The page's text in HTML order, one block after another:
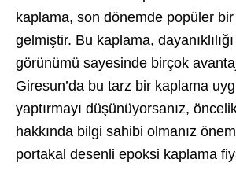
kaplama, son dönemde popüler
gelmiştir. Bu kaplama,
görünümü sayesinde birçok
Giresun’da bu tarz bir kaplama
yaptırmayı düşünüyorsanız,
hakkında bilgi sahibi olmanız
portakal desenli epoksi kaplama